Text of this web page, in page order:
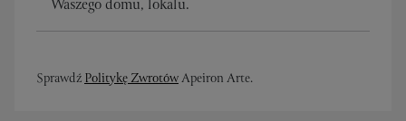
Waszego domu, lokalu.
SprawdźPolitykę ZwrotówApeiron Arte.